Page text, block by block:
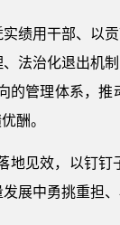
绩用干部、以
法治化退出机
管理体系，
酬。
见效，以钉
展中勇挑重担、